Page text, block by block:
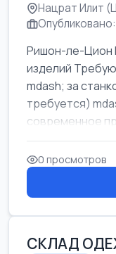
Нацрат Илит
Ришон-ле-Цион
изделий
mdash; за
требуется)
современное
mda...
0 просмотров
СКЛАД